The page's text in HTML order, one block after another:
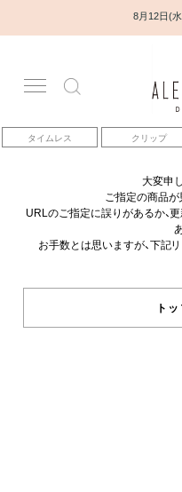
8月12日(
タイムレス クリップ
アカウント
アイテム
ベストセラー
コレクション
大変申
ご指定の商品が
URLのご指定に誤りがあるか、
お手数とは思いますが、下記
ト